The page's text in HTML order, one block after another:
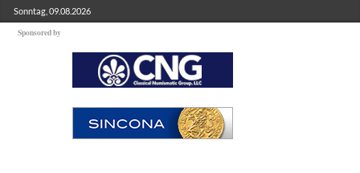
Sonntag, 09.08.2026
Sponsored by